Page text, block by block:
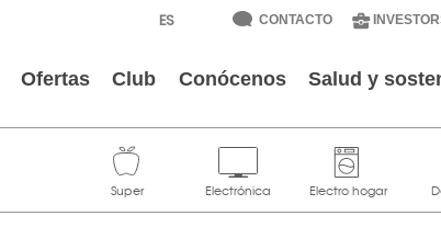
CONTACTO
Ofertas Club Conócenos Salud y